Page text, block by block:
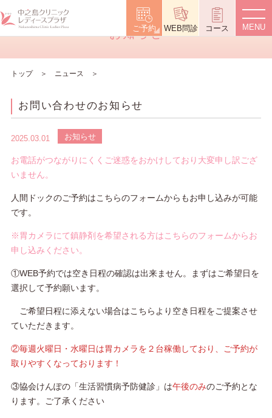
ご予約 WEB問診 コース
News
お知らせ
トップ ニュース
お問い合わせのお知らせ
2025.03.01 お知らせ
お電話がつながりにくくご迷惑をおかけしており大変申し訳ござ
いません。
人間ドックのご予約はこちらのフォームからもお申し込みが可能
です。
※胃カメラにて鎮静剤を希望される方はこちらのフォームからお
申し込みください。
①WEB予約では空き日程の確認は出来ません。まずはご希望日を
選択して予約願います。
ご希望日程に添えない場合はこちらより空き日程をご提案させ
ていただきます。
②毎週火曜日・水曜日は胃カメラを２台稼働しており、ご予約が
取りやすくなっております！
③協会けんぽの「生活習慣病予防健診」は午後のみのご予約とな
ります。ご了承ください